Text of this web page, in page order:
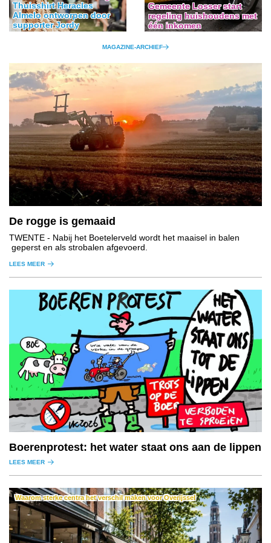
Thuisshirt Heracles
Almelo ontworpen door
supporter Jordy
Gemeente Losser start
regeling huishoudens met
één inkomen
MAGAZINE-ARCHIEF
De rogge is gemaaid
TWENTE - Nabij het Boetelerveld wordt het maaisel in balen
geperst en als strobalen afgevoerd.
LEES MEER
Boerenprotest: het water staat ons aan de lippen
LEES MEER
Waarom sterke centra het verschil maken voor Overijssel